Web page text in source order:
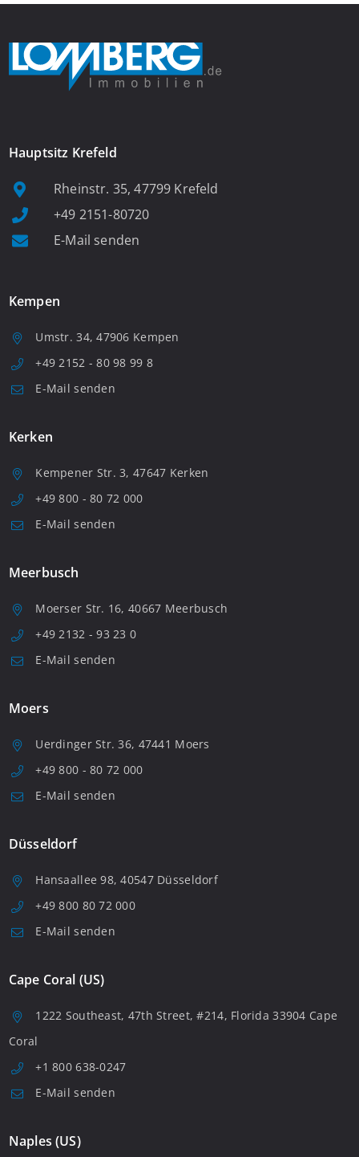
Hauptsitz Krefeld
Rheinstr. 35, 47799 Krefeld
+49 2151-80720
E-Mail senden
Kempen
Umstr. 34, 47906 Kempen
+49 2152 - 80 98 99 8
E-Mail senden
Kerken
Kempener Str. 3, 47647 Kerken
+49 800 - 80 72 000
E-Mail senden
Meerbusch
Moerser Str. 16, 40667 Meerbusch
+49 2132 - 93 23 0
E-Mail senden
Moers
Uerdinger Str. 36, 47441 Moers
+49 800 - 80 72 000
E-Mail senden
Düsseldorf
Hansaallee 98, 40547 Düsseldorf
+49 800 80 72 000
E-Mail senden
Cape Coral (US)
1222 Southeast, 47th Street, #214, Florida 33904 Cape
Coral
+1 800 638-0247
E-Mail senden
Naples (US)